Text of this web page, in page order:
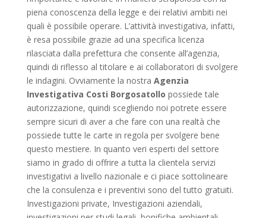
piena conoscenza della legge e dei relativi ambiti nei
quali è possibile operare. L’attività investigativa, infatti,
è resa possibile grazie ad una specifica licenza
rilasciata dalla prefettura che consente all’agenzia,
quindi di riflesso al titolare e ai collaboratori di svolgere
le indagini. Ovviamente la nostra Agenzia
Investigativa Costi Borgosatollo possiede tale
autorizzazione, quindi scegliendo noi potrete essere
sempre sicuri di aver a che fare con una realtà che
possiede tutte le carte in regola per svolgere bene
questo mestiere. In quanto veri esperti del settore
siamo in grado di offrire a tutta la clientela servizi
investigativi a livello nazionale e ci piace sottolineare
che la consulenza e i preventivi sono del tutto gratuiti.
Investigazioni private, Investigazioni aziendali,